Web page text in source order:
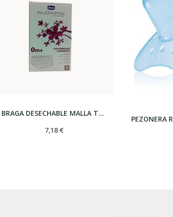
BRAGA DESECHABLE MALLA T-UNICA 4 U
7,18 €